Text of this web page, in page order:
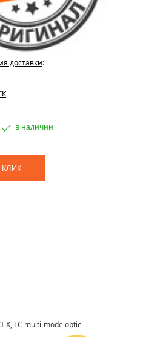
доставки:
в наличии
КЛИК
X, LC multi-mode optic